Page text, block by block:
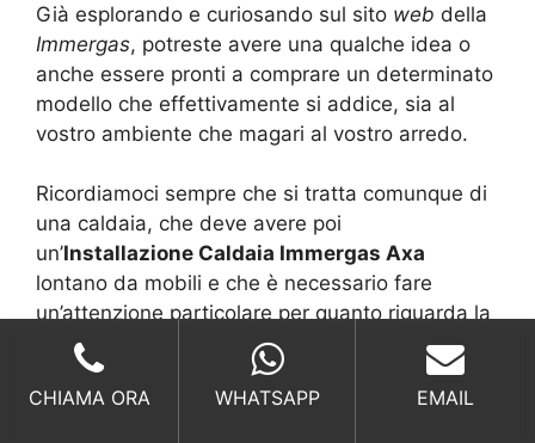
Già esplorando e curiosando sul sito web della
Immergas, potreste avere una qualche idea o
anche essere pronti a comprare un determinato
modello che effettivamente si addice, sia al
vostro ambiente che magari al vostro arredo.
Ricordiamoci sempre che si tratta comunque di
una caldaia, che deve avere poi
un’Installazione Caldaia Immergas Axa
lontano da mobili e che è necessario fare
un’attenzione particolare per quanto riguarda la
pulizia o comunque per proteggere la camera
interna.
CHIAMA ORA WHATSAPP EMAIL